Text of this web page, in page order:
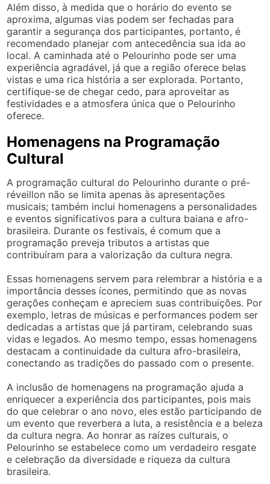
Além disso, à medida que o horário do evento se
aproxima, algumas vias podem ser fechadas para
garantir a segurança dos participantes, portanto, é
recomendado planejar com antecedência sua ida ao
local. A caminhada até o Pelourinho pode ser uma
experiência agradável, já que a região oferece belas
vistas e uma rica história a ser explorada. Portanto,
certifique-se de chegar cedo, para aproveitar as
festividades e a atmosfera única que o Pelourinho
oferece.
Homenagens na Programação
Cultural
A programação cultural do Pelourinho durante o pré-
réveillon não se limita apenas às apresentações
musicais; também inclui homenagens a personalidades
e eventos significativos para a cultura baiana e afro-
brasileira. Durante os festivais, é comum que a
programação preveja tributos a artistas que
contribuíram para a valorização da cultura negra.
Essas homenagens servem para relembrar a história e a
importância desses ícones, permitindo que as novas
gerações conheçam e apreciem suas contribuições. Por
exemplo, letras de músicas e performances podem ser
dedicadas a artistas que já partiram, celebrando suas
vidas e legados. Ao mesmo tempo, essas homenagens
destacam a continuidade da cultura afro-brasileira,
conectando as tradições do passado com o presente.
A inclusão de homenagens na programação ajuda a
enriquecer a experiência dos participantes, pois mais
do que celebrar o ano novo, eles estão participando de
um evento que reverbera a luta, a resistência e a beleza
da cultura negra. Ao honrar as raízes culturais, o
Pelourinho se estabelece como um verdadeiro resgate
e celebração da diversidade e riqueza da cultura
brasileira.